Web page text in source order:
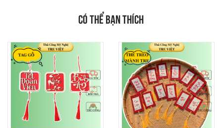
CÓ THỂ BẠN THÍCH